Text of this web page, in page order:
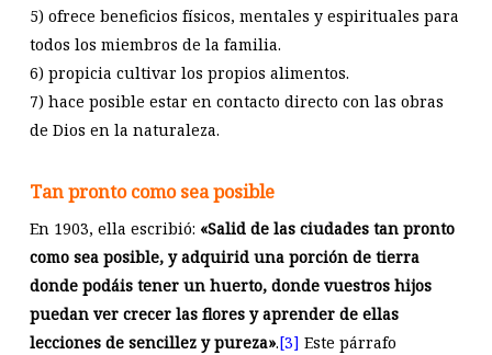
5) ofrece beneficios físicos, mentales y espirituales para
todos los miembros de la familia.
6) propicia cultivar los propios alimentos.
7) hace posible estar en contacto directo con las obras
de Dios en la naturaleza.
Tan pronto como sea posible
En 1903, ella escribió: «Salid de las ciudades tan pronto
como sea posible, y adquirid una porción de tierra
donde podáis tener un huerto, donde vuestros hijos
puedan ver crecer las flores y aprender de ellas
lecciones de sencillez y pureza».[3] Este párrafo